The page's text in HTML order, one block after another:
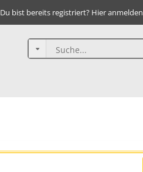
Du bist bereits registriert? Hier anmelden